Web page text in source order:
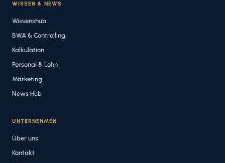
WISSEN & NEWS
Wissenshub
BWA & Controlling
Kalkulation
Personal & Lohn
Marketing
News Hub
UNTERNEHMEN
Über uns
Kontakt